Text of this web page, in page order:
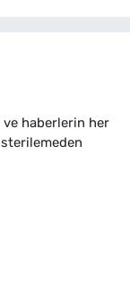
haberlerin her